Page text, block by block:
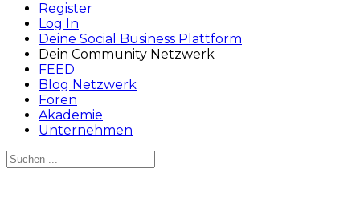
Register
Log In
Deine Social Business Plattform
Dein Community Netzwerk
FEED
Blog Netzwerk
Foren
Akademie
Unternehmen
Suchen
nach: